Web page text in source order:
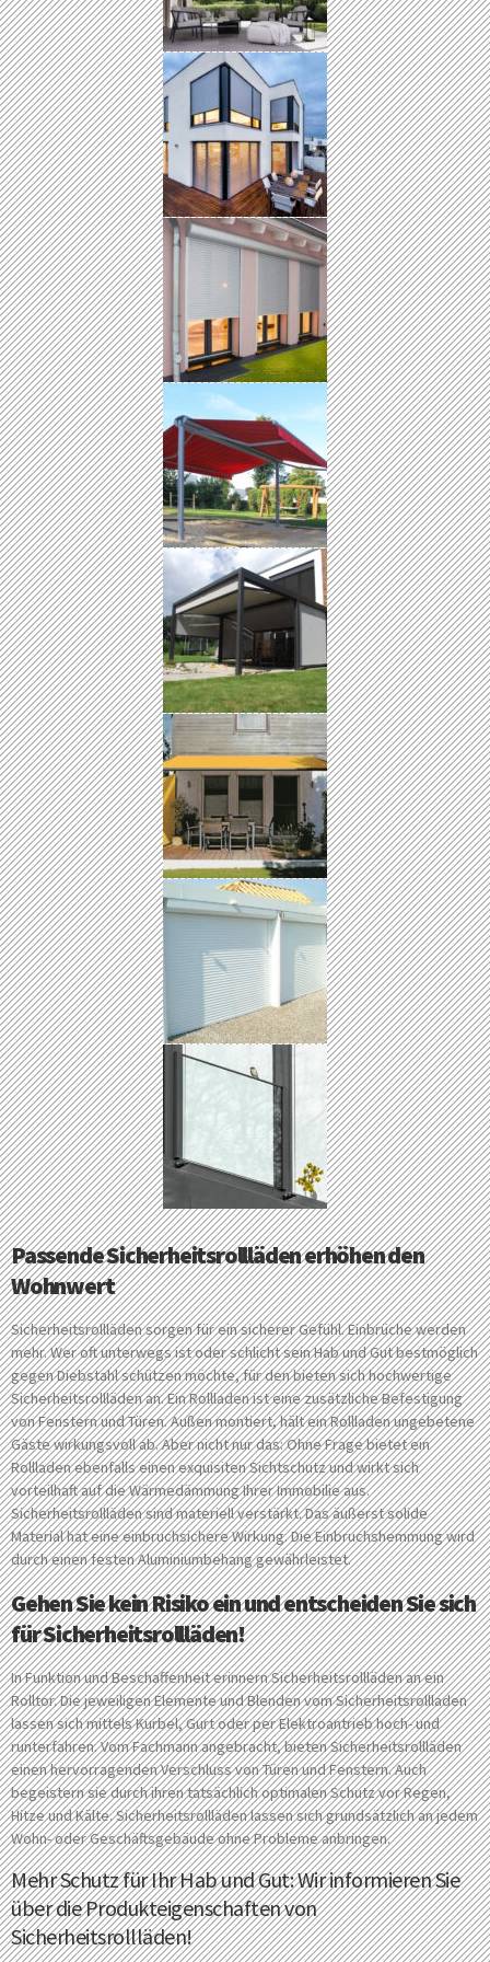
Passende Sicherheitsrollläden erhöhen den
Wohnwert
Sicherheitsrollläden sorgen für ein sicherer Gefühl. Einbrüche werden
mehr. Wer oft unterwegs ist oder schlicht sein Hab und Gut bestmöglich
gegen Diebstahl schützen möchte, für den bieten sich hochwertige
Sicherheitsrollläden an. Ein Rollladen ist eine zusätzliche Befestigung
von Fenstern und Türen. Außen montiert, hält ein Rollladen ungebetene
Gäste wirkungsvoll ab. Aber nicht nur das: Ohne Frage bietet ein
Rollladen ebenfalls einen exquisiten Sichtschutz und wirkt sich
vorteilhaft auf die Wärmedämmung Ihrer Immobilie aus.
Sicherheitsrollläden sind materiell verstärkt. Das äußerst solide
Material hat eine einbruchsichere Wirkung. Die Einbruchshemmung wird
durch einen festen Aluminiumbehang gewährleistet.
Gehen Sie kein Risiko ein und entscheiden Sie sich
für Sicherheitsrollläden!
In Funktion und Beschaffenheit erinnern Sicherheitsrollläden an ein
Rolltor. Die jeweiligen Elemente und Blenden vom Sicherheitsrollladen
lassen sich mittels Kurbel, Gurt oder per Elektroantrieb hoch- und
runterfahren. Vom Fachmann angebracht, bieten Sicherheitsrollläden
einen hervorragenden Verschluss von Türen und Fenstern. Auch
begeistern sie durch ihren tatsächlich optimalen Schutz vor Regen,
Hitze und Kälte. Sicherheitsrollläden lassen sich grundsätzlich an jedem
Wohn- oder Geschäftsgebäude ohne Probleme anbringen.
Mehr Schutz für Ihr Hab und Gut: Wir informieren Sie
über die Produkteigenschaften von
Sicherheitsrollläden!